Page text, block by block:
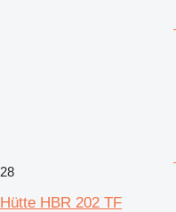
28
Hütte HBR 202 TF